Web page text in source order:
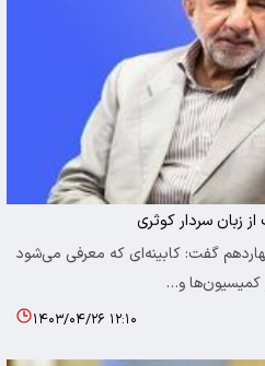
زبان سردار کوثری
گفت: کابینه‌ای که معرفی می‌شود
و…
۱۴۰۳/۰۴/۲۶ ۱۲:۱۰